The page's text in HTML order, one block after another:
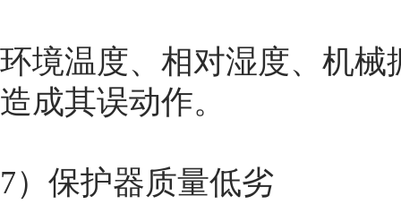
环境温度、相对湿度、机
造成其误动作。
7）保护器质量低劣